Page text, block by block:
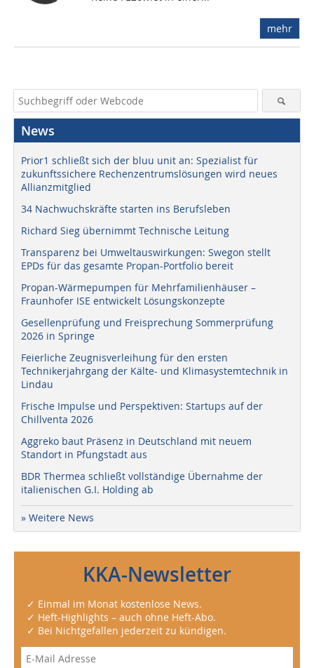
mehr
News
Prior1 schließt sich der bluu unit an: Spezialist für
zukunftssichere Rechenzentrumslösungen wird neues
Allianzmitglied
34 Nachwuchskräfte starten ins Berufsleben
Richard Sieg übernimmt Technische Leitung
Transparenz bei Umweltauswirkungen: Swegon stellt
EPDs für das gesamte Propan-Portfolio bereit
Propan-Wärmepumpen für Mehrfamilienhäuser –
Fraunhofer ISE entwickelt Lösungskonzepte
Gesellenprüfung und Freisprechung Sommerprüfung
2026 in Springe
Feierliche Zeugnisverleihung für den ersten
Technikerjahrgang der Kälte- und Klimasystemtechnik in
Lindau
Frische Impulse und Perspektiven: Startups auf der
Chillventa 2026
Aggreko baut Präsenz in Deutschland mit neuem
Standort in Pfungstadt aus
BDR Thermea schließt vollständige Übernahme der
italienischen G.I. Holding ab
» Weitere News
KKA-Newsletter
✓ Einmal im Monat kostenlose News.
✓ Heft-Highlights – auch ohne Heft-Abo.
✓ Bei Nichtgefallen jederzeit zu kündigen.